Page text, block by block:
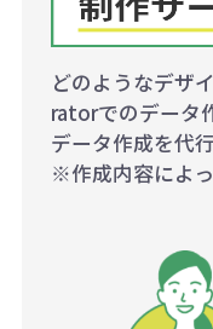
どのようなデザ
ratorでのデータ
データ作成を代
※作成内容によっ